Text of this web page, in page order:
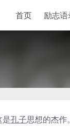
首页 励志
孔子思想的杰作